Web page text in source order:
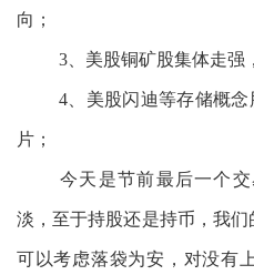
向；
3、美股铜矿股集体走强
4、美股闪迪等存储概
片；
今天是节前最后一个
淡，至于持股还是持币，我
可以考虑落袋为安，对没有